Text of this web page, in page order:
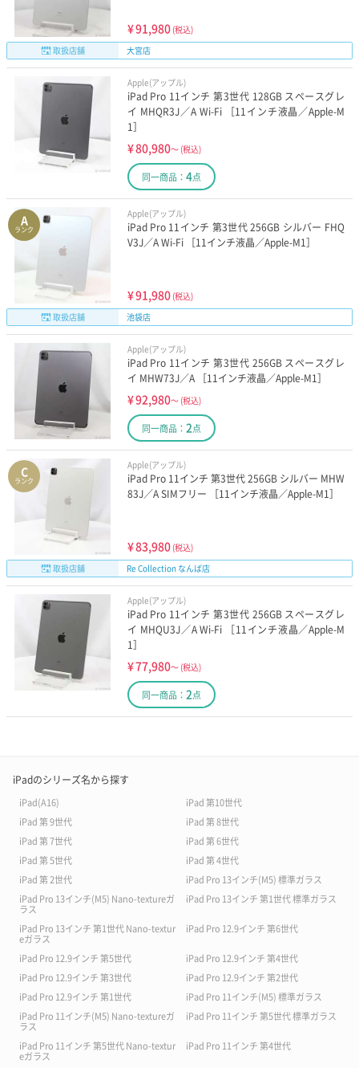
¥91,980 (税込)
取扱店舗
大宮店
Apple(アップル)
iPad Pro 11インチ 第3世代 128GB スペースグレ
イ MHQR3J／A Wi-Fi ［11インチ液晶／Apple-M
1］
¥80,980～ (税込)
同一商品： 4点
A
ランク
Apple(アップル)
iPad Pro 11インチ 第3世代 256GB シルバー FHQ
V3J／A Wi-Fi ［11インチ液晶／Apple-M1］
¥91,980 (税込)
取扱店舗
池袋店
Apple(アップル)
iPad Pro 11インチ 第3世代 256GB スペースグレ
イ MHW73J／A ［11インチ液晶／Apple-M1］
¥92,980～ (税込)
同一商品： 2点
C
ランク
Apple(アップル)
iPad Pro 11インチ 第3世代 256GB シルバー MHW
83J／A SIMフリー ［11インチ液晶／Apple-M1］
¥83,980 (税込)
取扱店舗
Re Collection なんば店
Apple(アップル)
iPad Pro 11インチ 第3世代 256GB スペースグレ
イ MHQU3J／A Wi-Fi ［11インチ液晶／Apple-M
1］
¥77,980～ (税込)
同一商品： 2点
iPadのシリーズ名から探す
iPad(A16)
iPad 第10世代
iPad 第 9世代
iPad 第 8世代
iPad 第 7世代
iPad 第 6世代
iPad 第 5世代
iPad 第 4世代
iPad 第 2世代
iPad Pro 13インチ(M5) 標準ガラス
iPad Pro 13インチ(M5) Nano-textureガ
ラス
iPad Pro 13インチ 第1世代 標準ガラス
iPad Pro 13インチ 第1世代 Nano-textur
eガラス
iPad Pro 12.9インチ 第6世代
iPad Pro 12.9インチ 第5世代
iPad Pro 12.9インチ 第4世代
iPad Pro 12.9インチ 第3世代
iPad Pro 12.9インチ 第2世代
iPad Pro 12.9インチ 第1世代
iPad Pro 11インチ(M5) 標準ガラス
iPad Pro 11インチ(M5) Nano-textureガ
ラス
iPad Pro 11インチ 第5世代 標準ガラス
iPad Pro 11インチ 第5世代 Nano-textur
eガラス
iPad Pro 11インチ 第4世代